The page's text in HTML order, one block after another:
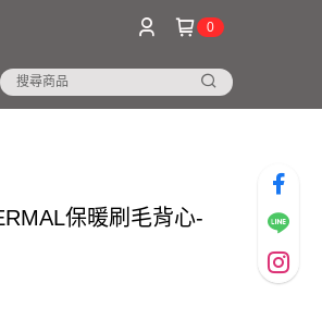
0
保暖刷毛背心-